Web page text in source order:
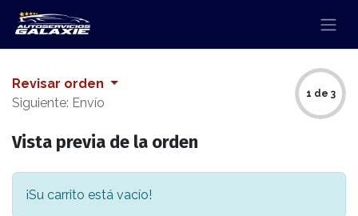
Revisar orden
Siguiente: Envío
1 de 3
Vista previa de la orden
¡Su carrito está vacío!